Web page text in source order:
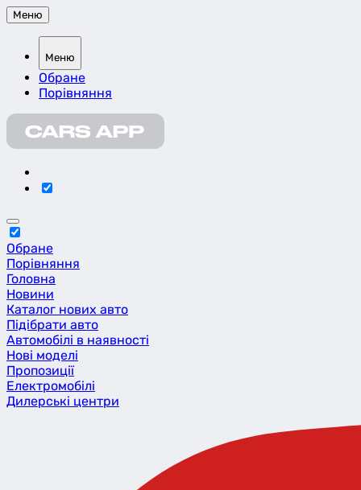
Меню
Меню
Обране
Порівняння
Обране
Порівняння
Головна
Новини
Каталог нових авто
Підібрати авто
Автомобілі в наявності
Нові моделі
Пропозиції
Eлектромобілі
Дилерські центри